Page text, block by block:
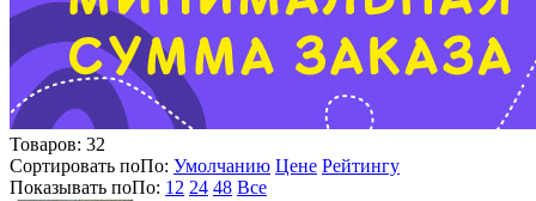
Товаров: 32
Сортировать поПо: Умолчанию Цене Рейтингу
Показывать поПо: 12 24 48 Все